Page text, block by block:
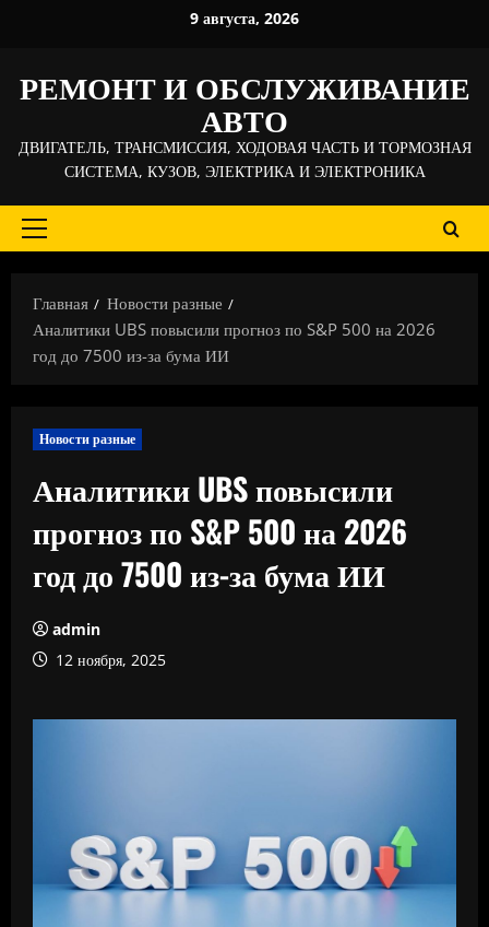
9 августа, 2026
РЕМОНТ И ОБСЛУЖИВАНИЕ
АВТО
ДВИГАТЕЛЬ, ТРАНСМИССИЯ, ХОДОВАЯ ЧАСТЬ И ТОРМОЗНАЯ
СИСТЕМА, КУЗОВ, ЭЛЕКТРИКА И ЭЛЕКТРОНИКА
Основное
Главная
Новости разные
Аналитики UBS повысили прогноз по S&P 500 на 2026
год до 7500 из-за бума ИИ
Новости разные
Аналитики UBS повысили
прогноз по S&P 500 на 2026
год до 7500 из-за бума ИИ
admin
12 ноября, 2025